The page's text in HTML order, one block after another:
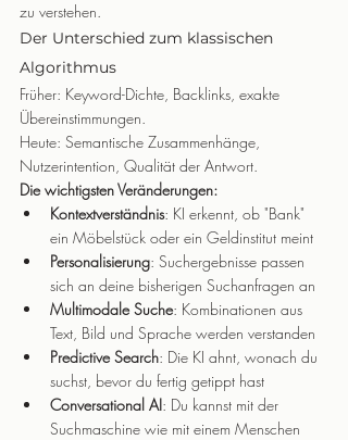
zu verstehen.
Der Unterschied zum klassischen
Algorithmus
Früher: Keyword-Dichte, Backlinks, exakte
Übereinstimmungen.
Heute: Semantische Zusammenhänge,
Nutzerintention, Qualität der Antwort.
Die wichtigsten Veränderungen:
Kontextverständnis: KI erkennt, ob "Bank"
ein Möbelstück oder ein Geldinstitut meint
Personalisierung: Suchergebnisse passen
sich an deine bisherigen Suchanfragen an
Multimodale Suche: Kombinationen aus
Text, Bild und Sprache werden verstanden
Predictive Search: Die KI ahnt, wonach du
suchst, bevor du fertig getippt hast
Conversational AI: Du kannst mit der
Suchmaschine wie mit einem Menschen